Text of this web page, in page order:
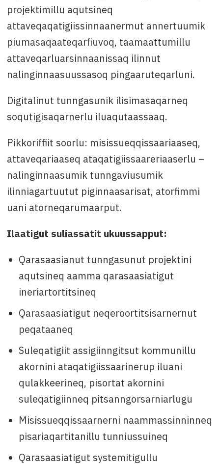
projektimillu aqutsineq
attaveqaqatigiissinnaanermut annertuumik
piumasaqaateqarfiuvoq, taamaattumillu
attaveqarluarsinnaanissaq ilinnut
nalinginnaasuussasoq pingaaruteqarluni.
Digitalinut tunngasunik ilisimasaqarneq
soqutigisaqarnerlu iluaqutaassaaq.
Pikkoriffiit soorlu: misissueqqissaariaaseq,
attaveqariaaseq ataqatigiissaareriaaserlu –
nalinginnaasumik tunngaviusumik
ilinniagartuutut piginnaasarisat, atorfimmi
uani atorneqarumaarput.
Ilaatigut suliassatit ukuussapput:
Qarasaasianut tunngasunut projektini
aqutsineq aamma qarasaasiatigut
ineriartortitsineq
Qarasaasiatigut neqeroortitsisarnernut
peqataaneq
Suleqatigiit assigiinngitsut kommunillu
akornini ataqatigiissaarinerup iluani
qulakkeerineq, pisortat akornini
suleqatigiinneq pitsanngorsarniarlugu
Misissueqqissaarnerni naammassinninneq
pisariaqartitanillu tunniussuineq
Qarasaasiatigut systemitigullu